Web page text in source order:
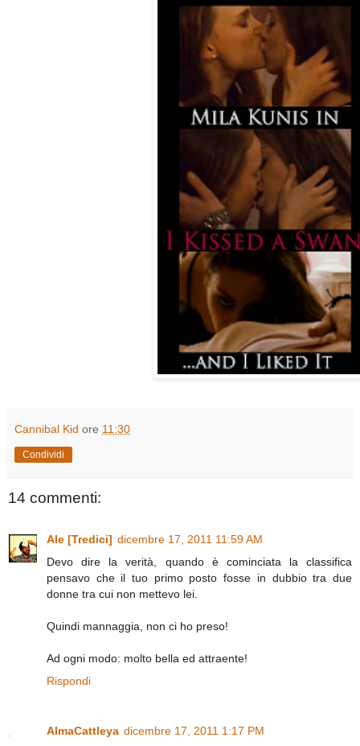
Cannibal Kid ore 11:30
Condividi
14 commenti:
Ale [Tredici] dicembre 17, 2011 11:59 AM
Devo dire la verità, quando è cominciata la classifica
pensavo che il tuo primo posto fosse in dubbio tra due
donne tra cui non mettevo lei.
Quindi mannaggia, non ci ho preso!
Ad ogni modo: molto bella ed attraente!
Rispondi
AlmaCattleya dicembre 17, 2011 1:17 PM